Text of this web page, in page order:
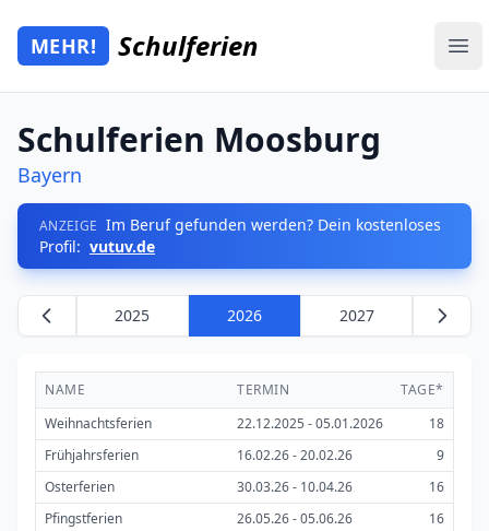
Zum Hauptinhalt springen
Mehr Schulferien
MEHR! Schulferien
Schulferien Moosburg
Bayern
ANZEIGE Im Beruf gefunden werden? Dein kostenloses
Profil: vutuv.de
2025 2026 2027
NAME TERMIN
TAGE*
Weihnachtsferien
22.12.2025 - 05.01.2026
18
Frühjahrsferien
16.02.26 - 20.02.26
9
Osterferien
30.03.26 - 10.04.26
16
Pfingstferien
26.05.26 - 05.06.26
16